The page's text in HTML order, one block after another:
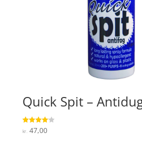
Quick Spit –
Vurderet
4.1
kr.47,00